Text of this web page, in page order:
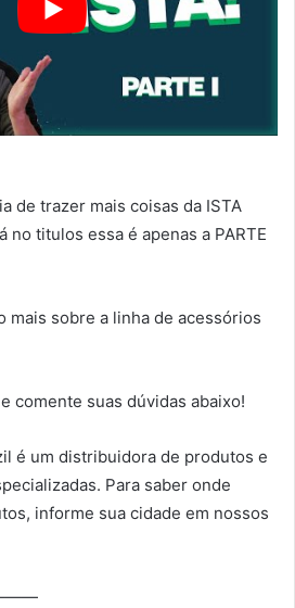
de trazer mais coisas da ISTA
no titulos essa é apenas a PARTE
mais sobre a linha de acessórios
comente suas dúvidas abaixo!
é um distribuidora de produtos e
Para saber onde
informe sua cidade em nossos